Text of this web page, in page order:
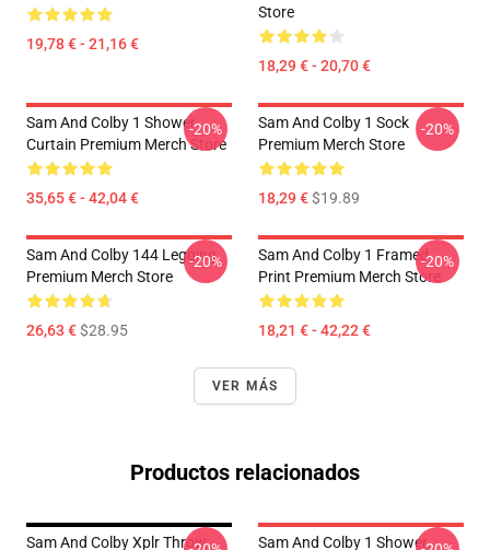
19,78 € - 21,16 €
Store
18,29 € - 20,70 €
Sam And Colby 1 Shower
Curtain Premium Merch Store
35,65 € - 42,04 €
-20%
Sam And Colby 1 Sock
Premium Merch Store
18,29 €$19.89
-20%
Sam And Colby 144 Legging
Premium Merch Store
26,63 €$28.95
-20%
Sam And Colby 1 Framed
Print Premium Merch Store
18,21 € - 42,22 €
-20%
VER MÁS
Productos relacionados
Sam And Colby Xplr Throw
Sam And Colby 1 Shower